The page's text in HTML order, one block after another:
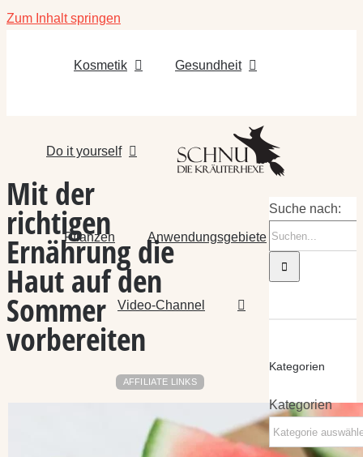
Zum Inhalt springen
Kosmetik Gesundheit
Do it yourself
Pflanzen Anwendungsgebiete
Video-Channel
Mit der
richtigen
Ernährung die
Haut auf den
Sommer
vorbereiten
AFFILIATE LINKS
Suche nach:
Kategorien
Kategorien